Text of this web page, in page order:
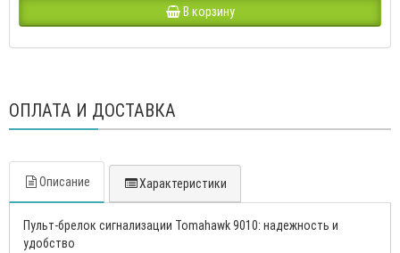
В корзину
ОПЛАТА И ДОСТАВКА
Описание Характеристики
Пульт-брелок сигнализации Tomahawk 9010: надежность и
удобство